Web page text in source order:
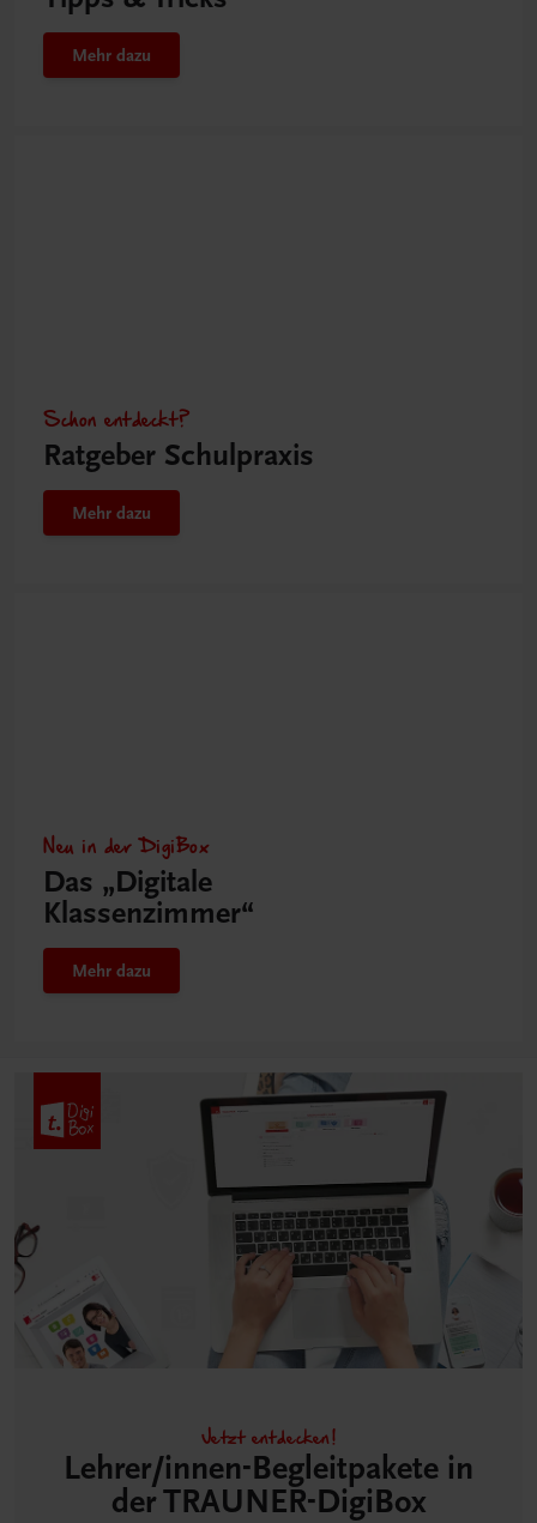
Mehr dazu
Schon entdeckt?
Ratgeber Schulpraxis
Mehr dazu
Neu in der DigiBox
Das „Digitale
Klassenzimmer“
Mehr dazu
Jetzt entdecken!
Lehrer/innen-Begleitpakete in
der TRAUNER-DigiBox